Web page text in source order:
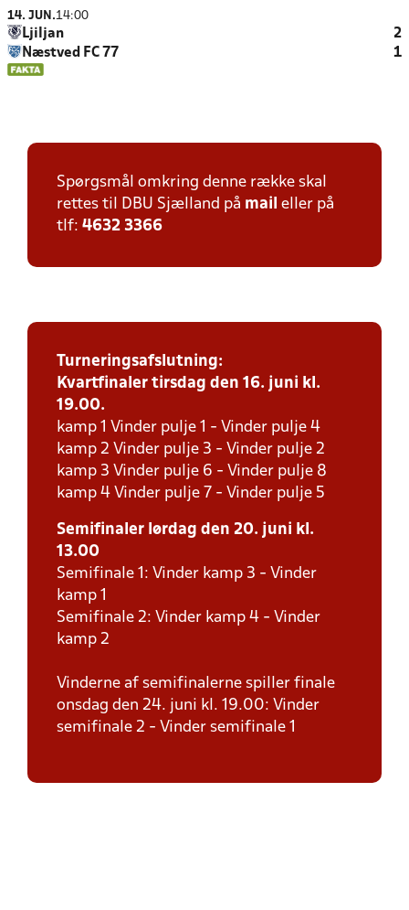
14. JUN.14:00
Ljiljan
2
Næstved FC 77
1
Spørgsmål omkring denne række skal
rettes til DBU Sjælland på mail eller på
tlf: 4632 3366
Turneringsafslutning:
Kvartfinaler tirsdag den 16. juni kl.
19.00.
kamp 1 Vinder pulje 1 - Vinder pulje 4
kamp 2 Vinder pulje 3 - Vinder pulje 2
kamp 3 Vinder pulje 6 - Vinder pulje 8
kamp 4 Vinder pulje 7 - Vinder pulje 5
Semifinaler lørdag den 20. juni kl.
13.00
Semifinale 1: Vinder kamp 3 - Vinder
kamp 1
Semifinale 2: Vinder kamp 4 - Vinder
kamp 2
Vinderne af semifinalerne spiller finale
onsdag den 24. juni kl. 19.00: Vinder
semifinale 2 - Vinder semifinale 1